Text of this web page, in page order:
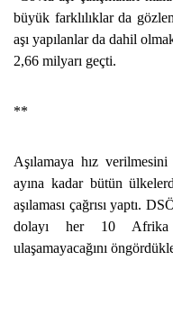
büyük farklılıklar da
aşı yapılanlar da dahil
2,66 milyarı geçti.
**
Aşılamaya hız
ayına kadar bütün
aşılaması çağrısı yaptı.
dolayı her 10 Afrika
ulaşamayacağını